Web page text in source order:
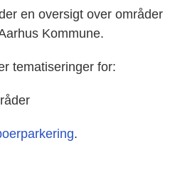
en oversigt over områder
Kommune.
tematiseringer for:
.